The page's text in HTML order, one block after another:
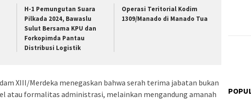
H-1 Pemungutan Suara
Pilkada 2024, Bawaslu
Sulut Bersama KPU dan
Forkopimda Pantau
Distribusi Logistik
Operasi Teritorial Kodim
1309/Manado di Manado Tua
XIII/Merdeka menegaskan bahwa serah terima jabatan bukan
atau formalitas administrasi, melainkan mengandung amanah